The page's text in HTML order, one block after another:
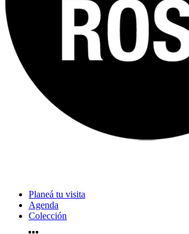
Planeá tu visita
Agenda
Colección